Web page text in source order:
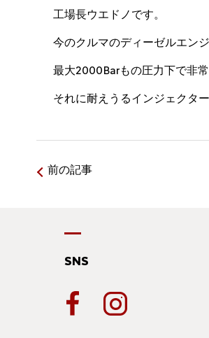
工場長ウエドノです。
今のクルマのディーゼルエン
最大2000Barもの圧力下で非
それに耐えうるインジェクタ
前の記事
SNS